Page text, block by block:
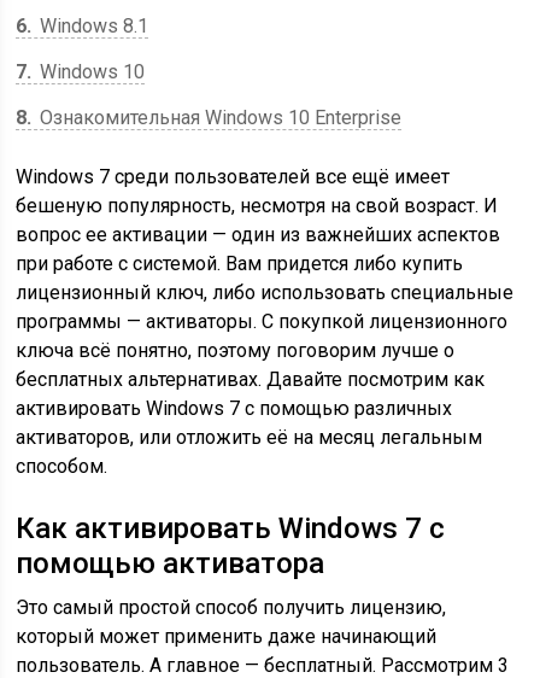
6 Windows 8.1
7 Windows 10
8 Ознакомительная Windows 10 Enterprise
Windows 7 среди пользователей все ещё имеет
бешеную популярность, несмотря на свой возраст. И
вопрос ее активации — один из важнейших аспектов
при работе с системой. Вам придется либо купить
лицензионный ключ, либо использовать специальные
программы — активаторы. С покупкой лицензионного
ключа всё понятно, поэтому поговорим лучше о
бесплатных альтернативах. Давайте посмотрим как
активировать Windows 7 с помощью различных
активаторов, или отложить её на месяц легальным
способом.
Как активировать Windows 7 с
помощью активатора
Это самый простой способ получить лицензию,
который может применить даже начинающий
пользователь. А главное — бесплатный. Рассмотрим 3